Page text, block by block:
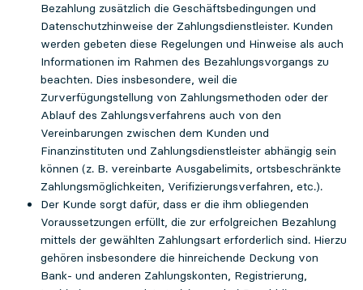
Bezahlung zusätzlich die Geschäftsbedingungen und
Datenschutzhinweise der Zahlungsdienstleister. Kunden
werden gebeten diese Regelungen und Hinweise als auch
Informationen im Rahmen des Bezahlungsvorgangs zu
beachten. Dies insbesondere, weil die
Zurverfügungstellung von Zahlungsmethoden oder der
Ablauf des Zahlungsverfahrens auch von den
Vereinbarungen zwischen dem Kunden und
Finanzinstituten und Zahlungsdienstleister abhängig sein
können (z. B. vereinbarte Ausgabelimits, ortsbeschränkte
Zahlungsmöglichkeiten, Verifizierungsverfahren, etc.).
Der Kunde sorgt dafür, dass er die ihm obliegenden
Voraussetzungen erfüllt, die zur erfolgreichen Bezahlung
mittels der gewählten Zahlungsart erforderlich sind. Hierzu
gehören insbesondere die hinreichende Deckung von
Bank- und anderen Zahlungskonten, Registrierung,